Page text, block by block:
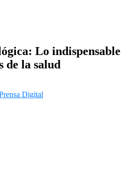
Lo indispensable
de la salud
Digital